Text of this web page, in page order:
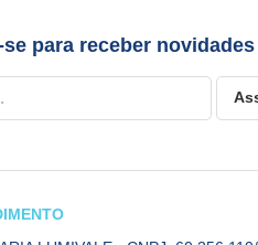
para receber novidades